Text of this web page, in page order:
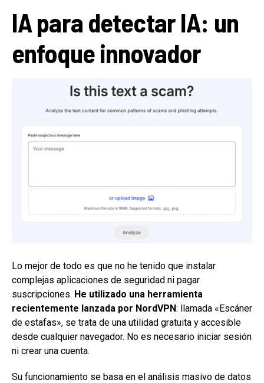
IA para detectar IA: un
enfoque innovador
Lo mejor de todo es que no he tenido que instalar
complejas aplicaciones de seguridad ni pagar
suscripciones. He utilizado una herramienta
recientemente lanzada por NordVPN: llamada «Escáner
de estafas», se trata de una utilidad gratuita y accesible
desde cualquier navegador. No es necesario iniciar sesión
ni crear una cuenta.
Su funcionamiento se basa en el análisis masivo de datos